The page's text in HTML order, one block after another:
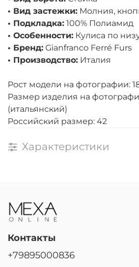
• Вид застежки: Молния,
• Подкладка: 100% Полиамид
• Особенности: Кулиса по
• Бренд: Gianfranco Ferré Furs
• Производство: Италия
Рост модели на фотографии:
Размер изделия на
(итальянский)
Российский размер: 42
Характеристики
Контакты
+79895000836